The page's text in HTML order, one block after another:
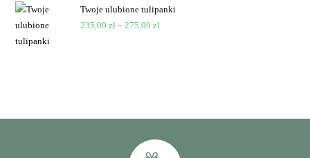
Twoje ulubione tulipanki
235,00zł – 275,00zł